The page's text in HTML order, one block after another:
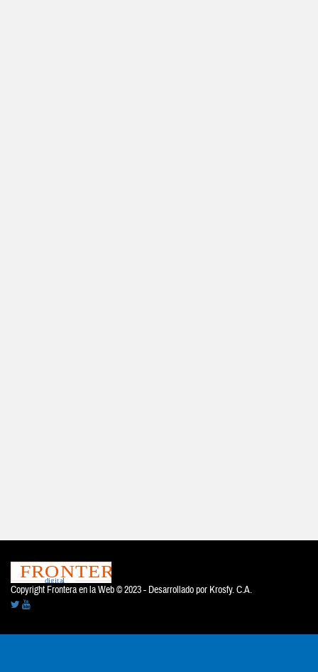
Copyright Frontera en la Web © 2023 - Desarrollado por Krosfy. C.A.